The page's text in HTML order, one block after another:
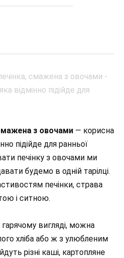
з овочами — корисна
підійде для ранньої
печінку з овочами ми
будемо в одній тарілці.
печінки, страва
і ситною.
вигляді, можна
хліба або ж з улюбленим
різні каші, картопляне